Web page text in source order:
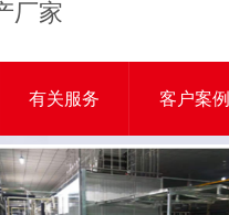
厂家
有关服务 客户案例